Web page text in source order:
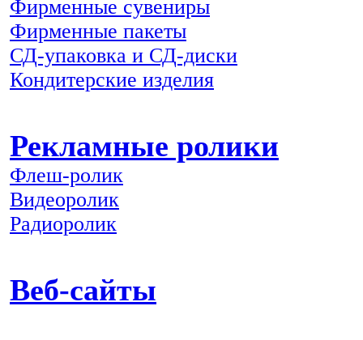
Фирменные сувениры
Фирменные пакеты
СД-упаковка и СД-диски
Кондитерские изделия
Рекламные ролики
Флеш-ролик
Видеоролик
Радиоролик
Веб-сайты